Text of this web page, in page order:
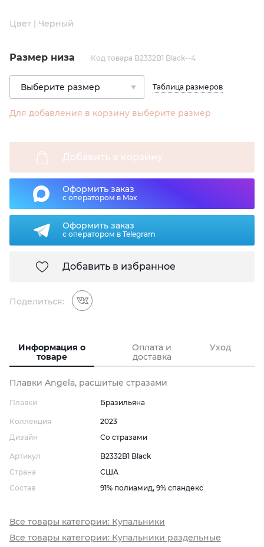
Цвет | Черный
Размер низа Код товара B2332B1 Black--4
Таблица размеров
Для добавления в корзину выберите размер
Добавить в корзину
Оформить заказ
с оператором в Max
Оформить заказ
с оператором в Telegram
Добавить в избранное
Поделиться:
Информация о
товаре
Оплата и
доставка
Уход
Плавки Angela, расшитые стразами
Плавки Бразильяна
Коллекция
2023
Дизайн
Со стразами
Артикул
B2332B1 Black
Страна
США
Состав
91% полиамид, 9% спандекс
Все товары категории: Купальники
Все товары категории: Купальники раздельные